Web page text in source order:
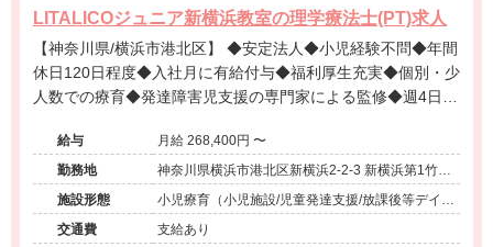
LITALICOジュニア新横浜教室の理学療法士(PT)求人
【神奈川県/横浜市港北区】 ◆安定法人◆小児経験不問◆年間
休日120日程度◆入社月に有給付与◆福利厚生充実◆個別・少
人数での療育◆発達障害児支援の専門家による監修◆週4日勤
給与
月給 268,400円 〜
勤務地
神奈川県横浜市港北区新横浜2-2-3 新横浜第1竹生
ビル2階
施設形態
小児療育（小児施設/児童発達支援/放課後等デイサ
ービス）
交通費 支給あり